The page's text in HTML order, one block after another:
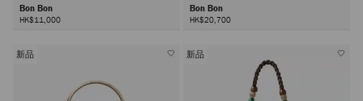
Bon Bon
HK$11,000
Bon Bon
HK$20,700
新品 新品